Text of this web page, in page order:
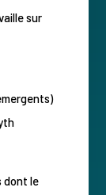
sur
dont le